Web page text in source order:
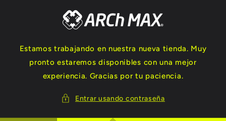
Estamos trabajando en nuestra nueva tienda. Muy
pronto estaremos disponibles con una mejor
experiencia. Gracias por tu paciencia.
Entrar usando contraseña